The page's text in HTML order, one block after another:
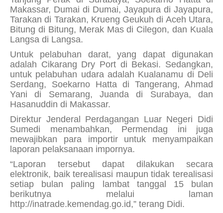
Makassar, Dumai di Dumai, Jayapura di Jayapura,
Tarakan di Tarakan, Krueng Geukuh di Aceh Utara,
Bitung di Bitung, Merak Mas di Cilegon, dan Kuala
Langsa di Langsa.
Untuk pelabuhan darat, yang dapat digunakan
adalah Cikarang Dry Port di Bekasi. Sedangkan,
untuk pelabuhan udara adalah Kualanamu di Deli
Serdang, Soekarno Hatta di Tangerang, Ahmad
Yani di Semarang, Juanda di Surabaya, dan
Hasanuddin di Makassar.
Direktur Jenderal Perdagangan Luar Negeri Didi
Sumedi menambahkan, Permendag ini juga
mewajibkan para importir untuk menyampaikan
laporan pelaksanaan impornya.
“Laporan tersebut dapat dilakukan secara
elektronik, baik terealisasi maupun tidak terealisasi
setiap bulan paling lambat tanggal 15 bulan
berikutnya melalui laman
http://inatrade.kemendag.go.id,” terang Didi.